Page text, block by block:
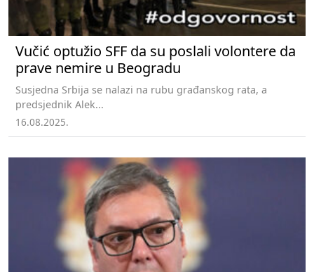
Vučić optužio SFF da su poslali volontere da
prave nemire u Beogradu
Susjedna Srbija se nalazi na rubu građanskog rata, a
predsjednik Alek...
16.08.2025.